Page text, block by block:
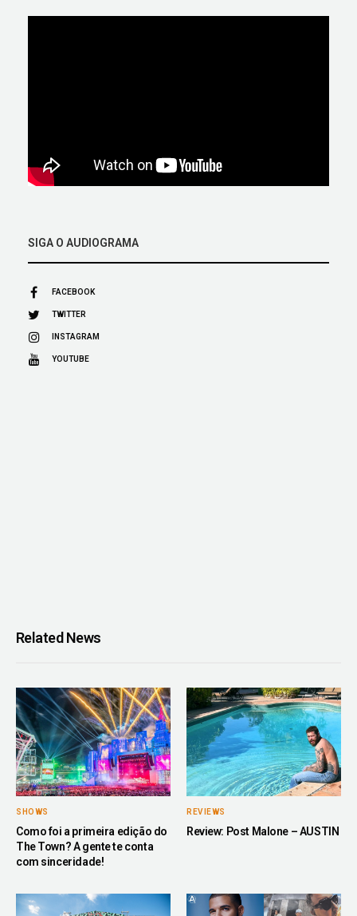
SIGA O AUDIOGRAMA
FACEBOOK
TWITTER
INSTAGRAM
YOUTUBE
Related News
SHOWS
Como foi a primeira edição do
The Town? A gente te conta
com sinceridade!
REVIEWS
Review: Post Malone – AUSTIN